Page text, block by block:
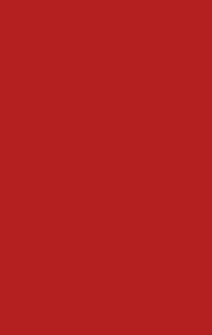
auf ehrliche Küche – perfekt für alle,
ein echtes Must-Try. Dazu gibt’s
einen entspannten Abend zu zweit, ein